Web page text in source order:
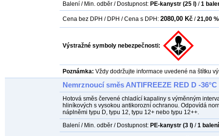
Balení / Min. odběr / Dostupnost: PE-kanystr (25 l) / 1
Cena bez DPH / DPH / Cena s DPH: 2080,00 Kč / 21,00 %
Výstražné symboly nebezpečnosti:
Poznámka: Vždy dodržujte informace uvedené na štítku
Nemrznoucí směs ANTIFREEZE RED D -
Hotová směs červené chladící kapaliny s výměnným
hliníkových s vysokou antikorozní ochranou. Odpovídá
náplněmi typu D, typu 12, typu 12+ nebo typu 12++.
Balení / Min. odběr / Dostupnost: PE-kanystr (3 l) / 1 balení